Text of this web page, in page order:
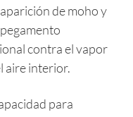
de moho y
contra el vapor
aire interior.
para